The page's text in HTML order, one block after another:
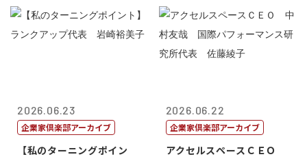
2026.06.23
企業家倶楽部アーカイブ
【私のターニングポイン
2026.06.22
企業家倶楽部アーカイブ
アクセルスペースＣＥＯ